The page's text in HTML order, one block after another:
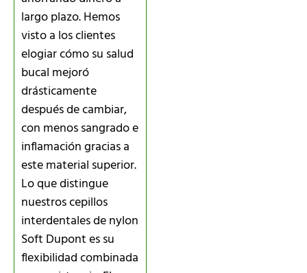
largo plazo. Hemos
visto a los clientes
elogiar cómo su salud
bucal mejoró
drásticamente
después de cambiar,
con menos sangrado e
inflamación gracias a
este material superior.
Lo que distingue
nuestros cepillos
interdentales de nylon
Soft Dupont es su
flexibilidad combinada